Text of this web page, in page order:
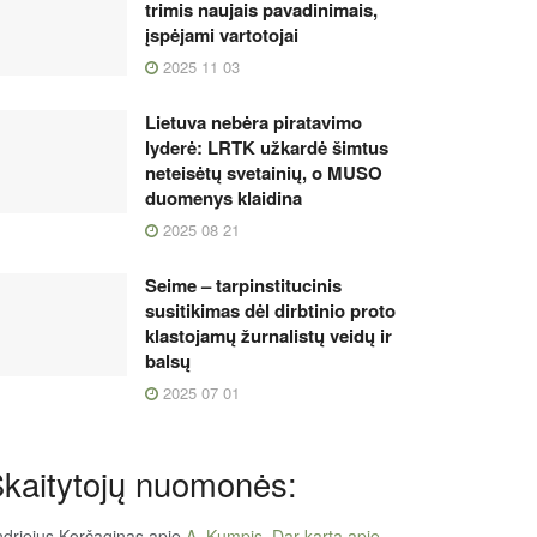
trimis naujais pavadinimais,
įspėjami vartotojai
2025 11 03
Lietuva nebėra piratavimo
lyderė: LRTK užkardė šimtus
neteisėtų svetainių, o MUSO
duomenys klaidina
2025 08 21
Seime – tarpinstitucinis
susitikimas dėl dirbtinio proto
klastojamų žurnalistų veidų ir
balsų
2025 07 01
nuomonės: